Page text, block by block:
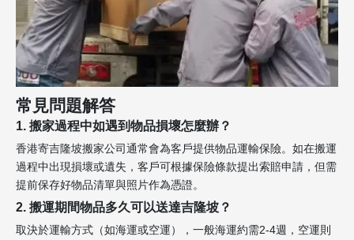
常見問題解答
1. 搬家過程中如遇到物品損壞怎麼辦？
香港寄吉隆坡搬家公司通常會為客戶提供物品運輸保險。如在搬運
過程中出現損壞或遺失，客戶可根據保險條款提出索賠申請，但需
提前保存好物品清單與照片作為憑證。
2. 搬運期間物品多久可以送達吉隆坡？
取決於運輸方式（如海運或空運），一般海運約需2-4週，空運則